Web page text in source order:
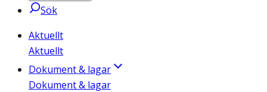
Sök
Aktuellt
Aktuellt
Dokument & lagar
Dokument & lagar